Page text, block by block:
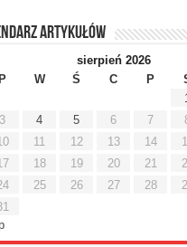
artykułów
sierpień 2026
P
W Ś C P
3
4 5 6 7
11 12 13 14
18 19 20 21
25 26 27 28